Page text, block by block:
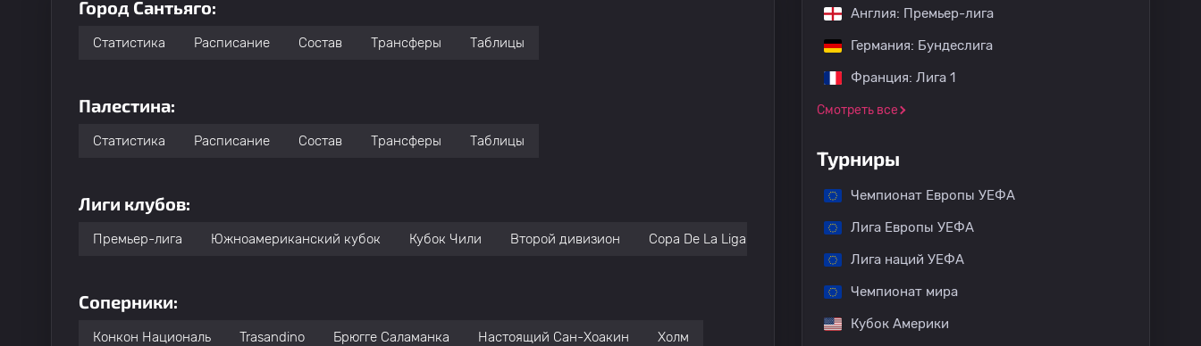
Город Сантьяго:
Статистика Расписание Состав Трансферы Таблицы
Палестина:
Статистика Расписание Состав Трансферы Таблицы
Лиги клубов:
Премьер-лига Южноамериканский кубок Кубок Чили Второй дивизион Copa De La Liga: Chile
Соперники:
Конкон Националь Trasandino Брюгге Саламанка Настоящий Сан-Хоакин Холм
Англия: Премьер-лига
Германия: Бундеслига
Франция: Лига 1
Смотреть все
Турниры
Чемпионат Европы УЕФА
Лига Европы УЕФА
Лига наций УЕФА
Чемпионат мира
Кубок Америки